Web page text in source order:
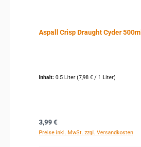
Aspall Crisp Draught Cyder 500ml
Inhalt: 0.5 Liter (7,98 € / 1 Liter)
Regulärer Preis:
3,99 €
Preise inkl. MwSt. zzgl. Versandkosten